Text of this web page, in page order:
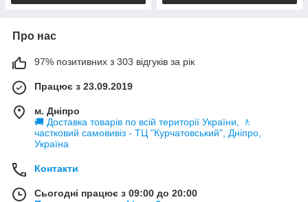
Про нас
97% позитивних з 303 відгуків за рік
Працює з 23.09.2019
м. Дніпро
🚚 Доставка товарів по всій території України, 🚶
частковий самовивіз - ТЦ "Курчатовський", Дніпро,
Україна
Контакти
Сьогодні працює з 09:00 до 20:00